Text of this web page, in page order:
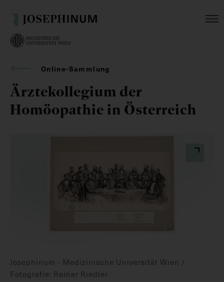
Online-Sammlung
Ärztekollegium der
Homöopathie in Österreich
Josephinum - Medizinische Universität Wien /
Fotografie: Reiner Riedler